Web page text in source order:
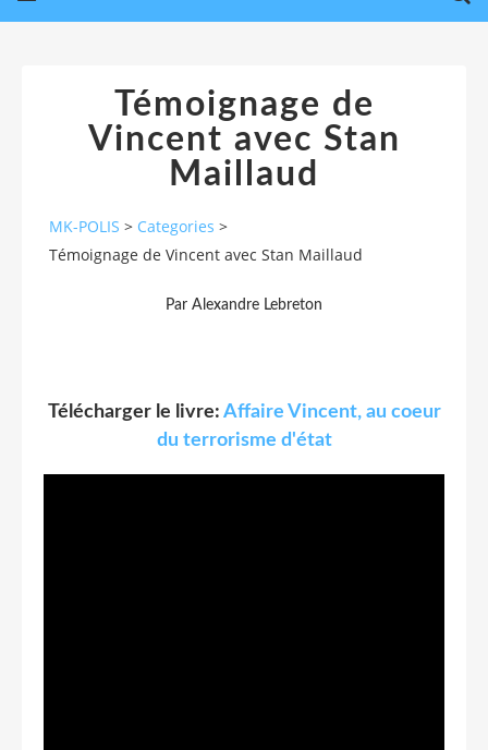
Témoignage de
Vincent avec Stan
Maillaud
MK-POLIS > Categories >
Témoignage de Vincent avec Stan Maillaud
Par Alexandre Lebreton
Télécharger le livre: Affaire Vincent, au coeur
du terrorisme d'état